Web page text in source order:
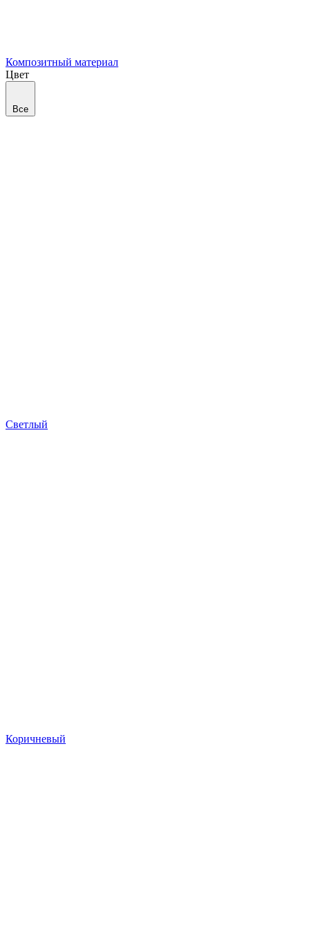
Композитный материал
Цвет
Все
Светлый
Коричневый